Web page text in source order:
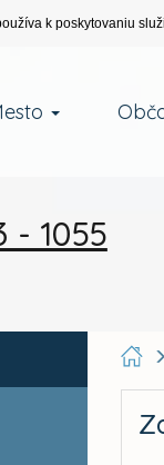
k poskytovaniu
- 1055